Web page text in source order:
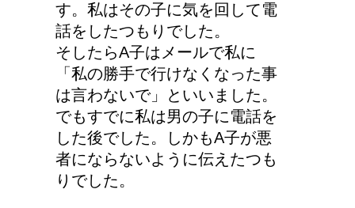
産婦人科での検診、膣に
指や器具を入れられるっ
て本当？！
エビ水槽の掃除の仕方
！
す。私はその子に気を回して電
話をしたつもりでした。
そしたらA子はメールで私に
「私の勝手で行けなくなった事
は言わないで」といいました。
でもすでに私は男の子に電話を
した後でした。しかもA子が悪
者にならないように伝えたつも
りでした。